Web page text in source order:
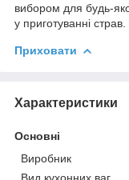
вибором для будь-
у приготуванні страв.
Приховати
Характеристики
Основні
Виробник
Вид кухонних ваг